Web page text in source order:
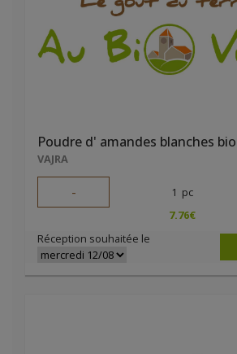
Poudre d' amandes blanches
VAJRA
- 1 pc
7.76€
Réception souhaitée le